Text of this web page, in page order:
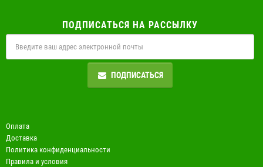
ПОДПИСАТЬСЯ НА РАССЫЛКУ
ПОДПИСАТЬСЯ
Оплата
Доставка
Политика конфиденциальности
Правила и условия